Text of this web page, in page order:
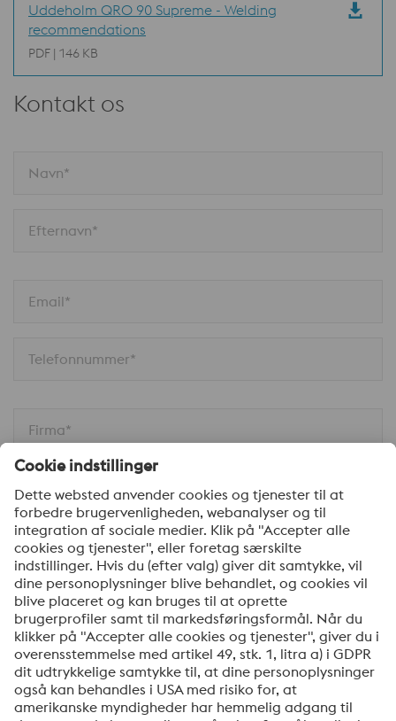
Uddeholm QRO 90 Supreme - Welding
recommendations
PDF | 146 KB
Kontakt os
Navn*
Efternavn*
Email*
Telefonnummer*
Firma*
Din besked*
Ja tak, hold mig opdateret med de seneste nyheder
om produkter, indbydelser til seminarer/webinarer og
anden relevant information. Du kan til enhver tid
afmelde dig via linket, som findes nederst i vores
nyhedsbreve.